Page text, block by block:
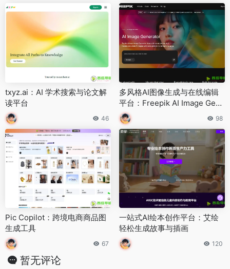
txyz.ai：AI 学术搜索与论文解
读平台
46
多风格AI图像生成与在线编辑
平台：Freepik AI Image Gene
rator
98
Pic Copilot：跨境电商商品图
生成工具
67
一站式AI绘本创作平台：艾绘
轻松生成故事与插画
120
暂无评论